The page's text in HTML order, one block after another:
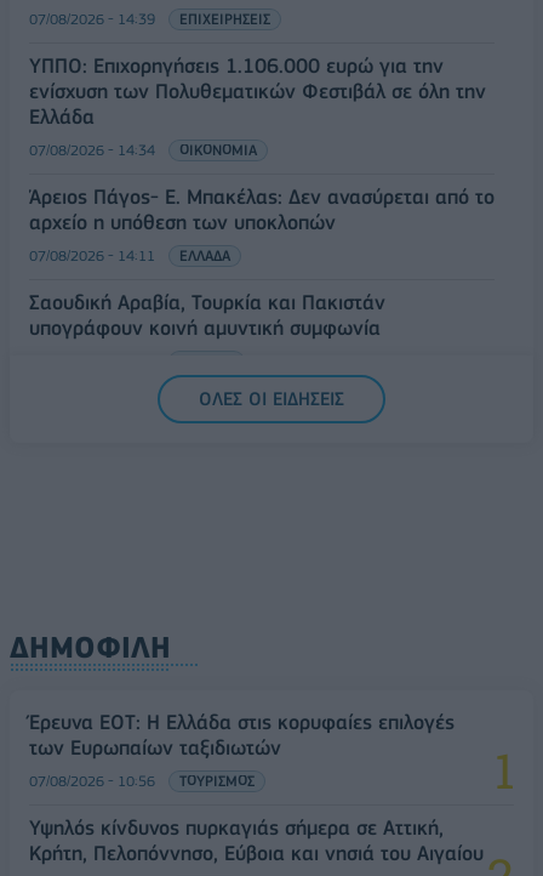
07/08/2026 - 14:39 ΕΠΙΧΕΙΡΗΣΕΙΣ
ΥΠΠΟ: Επιχορηγήσεις 1.106.000 ευρώ για την
ενίσχυση των Πολυθεματικών Φεστιβάλ σε όλη την
Ελλάδα
07/08/2026 - 14:34 ΟΙΚΟΝΟΜΙΑ
Άρειος Πάγος- Ε. Μπακέλας: Δεν ανασύρεται από το
αρχείο η υπόθεση των υποκλοπών
07/08/2026 - 14:11 ΕΛΛΑΔΑ
Σαουδική Αραβία, Τουρκία και Πακιστάν
υπογράφουν κοινή αμυντική συμφωνία
ΟΛΕΣ ΟΙ ΕΙΔΗΣΕΙΣ
ΔΗΜΟΦΙΛΗ
Έρευνα ΕΟΤ: Η Ελλάδα στις κορυφαίες επιλογές
των Ευρωπαίων ταξιδιωτών
07/08/2026 - 10:56 ΤΟΥΡΙΣΜΟΣ
Υψηλός κίνδυνος πυρκαγιάς σήμερα σε Αττική,
Κρήτη, Πελοπόννησο, Εύβοια και νησιά του Αιγαίου